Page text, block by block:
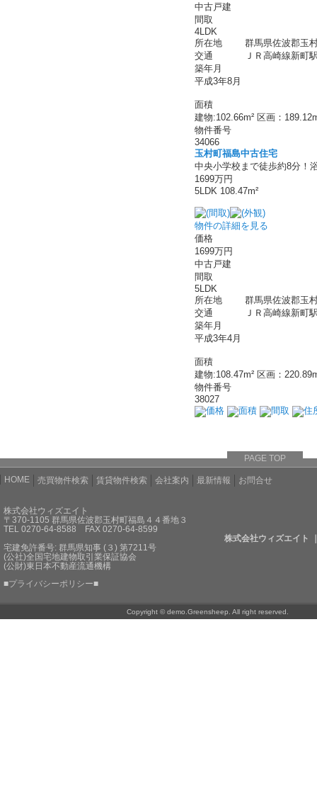
中古戸建
間取
4LDK
所在地
群馬県佐波郡玉
交通
ＪＲ高崎線新町
築年月
平成3年8月
面積
建物:102.66m² 区画：
物件番号
34066
玉村町福島中古住宅
中央小学校まで徒歩約8分！
1699万円
5LDK 108.47m²
物件の詳細を見る
価格
1699万円
中古戸建
間取
5LDK
所在地
群馬県佐波郡玉
交通
ＪＲ高崎線新町
築年月
平成3年4月
面積
建物:108.47m² 区画：
物件番号
38027
価格
面積 間取 住
PAGE TOP
HOME 売買物件検索 賃貸物件検索 会社案内 最新情報 お問合せ
株式会社ウィズエイト
〒370-1105 群馬県佐波郡玉村町福島４４番地３
TEL 0270-64-8588 FAX 0270-64-8599
株式会社ウィズエイト
宅建免許番号: 群馬県知事 (３) 第7211号
(公社)全国宅地建物取引業保証協会
(公財)東日本不動産流通機構
■プライバシーポリシー■
Copyright © demo.Greensheep. All right reserved.